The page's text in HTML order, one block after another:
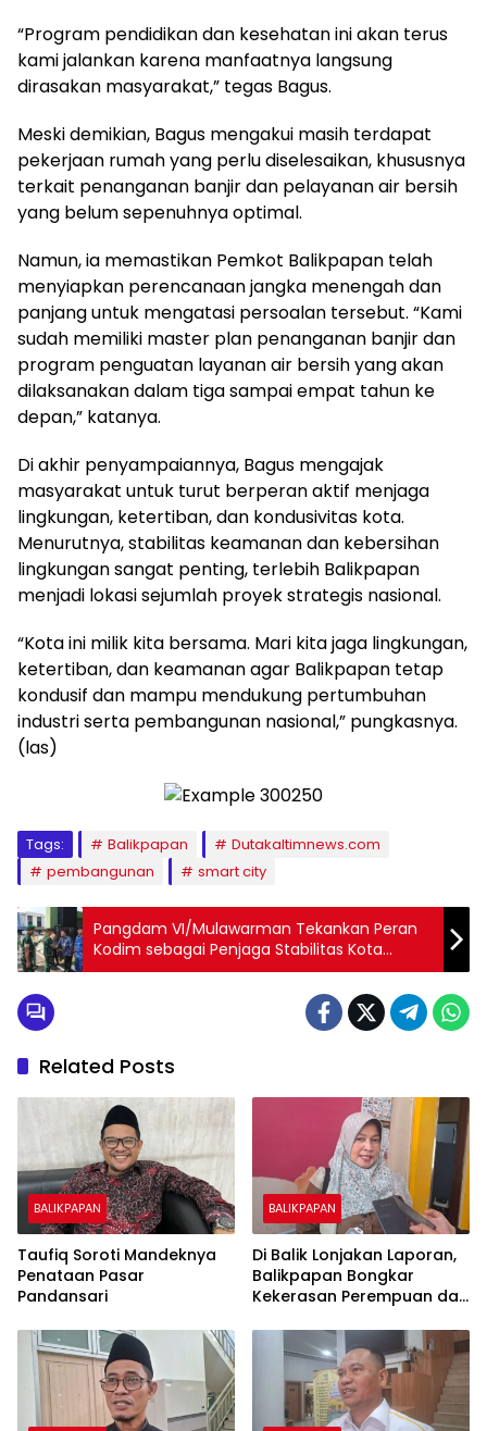
“Program pendidikan dan kesehatan ini akan terus
kami jalankan karena manfaatnya langsung
dirasakan masyarakat,” tegas Bagus.
Meski demikian, Bagus mengakui masih terdapat
pekerjaan rumah yang perlu diselesaikan, khususnya
terkait penanganan banjir dan pelayanan air bersih
yang belum sepenuhnya optimal.
Namun, ia memastikan Pemkot Balikpapan telah
menyiapkan perencanaan jangka menengah dan
panjang untuk mengatasi persoalan tersebut. “Kami
sudah memiliki master plan penanganan banjir dan
program penguatan layanan air bersih yang akan
dilaksanakan dalam tiga sampai empat tahun ke
depan,” katanya.
Di akhir penyampaiannya, Bagus mengajak
masyarakat untuk turut berperan aktif menjaga
lingkungan, ketertiban, dan kondusivitas kota.
Menurutnya, stabilitas keamanan dan kebersihan
lingkungan sangat penting, terlebih Balikpapan
menjadi lokasi sejumlah proyek strategis nasional.
“Kota ini milik kita bersama. Mari kita jaga lingkungan,
ketertiban, dan keamanan agar Balikpapan tetap
kondusif dan mampu mendukung pertumbuhan
industri serta pembangunan nasional,” pungkasnya.
(las)
Tags: Balikpapan
Dutakaltimnews.com
pembangunan
smart city
Pangdam VI/Mulawarman Tekankan Peran
Kodim sebagai Penjaga Stabilitas Kota
Balikpapan
Related Posts
BALIKPAPAN
Taufiq Soroti Mandeknya
Penataan Pasar
Pandansari
BALIKPAPAN
Di Balik Lonjakan Laporan,
Balikpapan Bongkar
Kekerasan Perempuan dan